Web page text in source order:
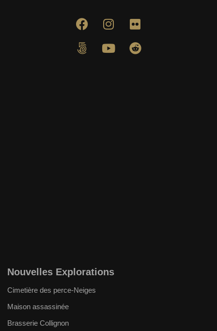
Nouvelles Explorations
Cimetière des perce-Neiges
Maison assassinée
Brasserie Collignon